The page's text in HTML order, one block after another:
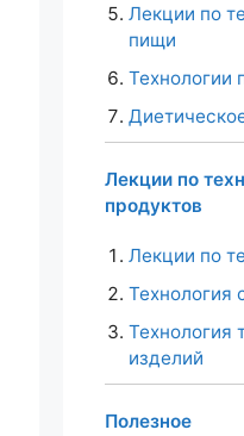
Лекции по
пищи
Технологии
Лекции по
продуктов
Лекции по
Технология
Технология
изделий
Полезное